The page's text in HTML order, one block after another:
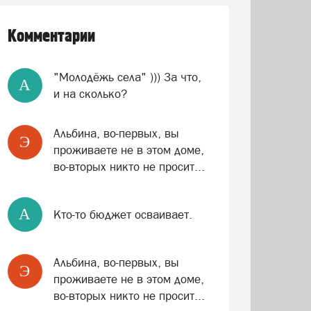
Комментарии
A
"Молодёжь села" ))) За что,
и на сколько?
Э
Альбина, во-первых, вы
проживаете не в этом доме,
во-вторых никто не просит...
A Кто-то бюджет осваивает.
Э
Альбина, во-первых, вы
проживаете не в этом доме,
во-вторых никто не просит...